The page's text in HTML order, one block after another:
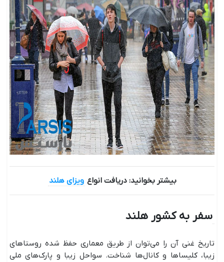
بیشتر بخوانید: دریافت انواع ویزای هلند
سفر به کشور هلند
تاریخ غنی آن را می‌توان از طریق معماری حفظ شده روستاهای
زیبا، کلیساها و کانال‌ها شناخت. سواحل زیبا و پارک‌های ملی